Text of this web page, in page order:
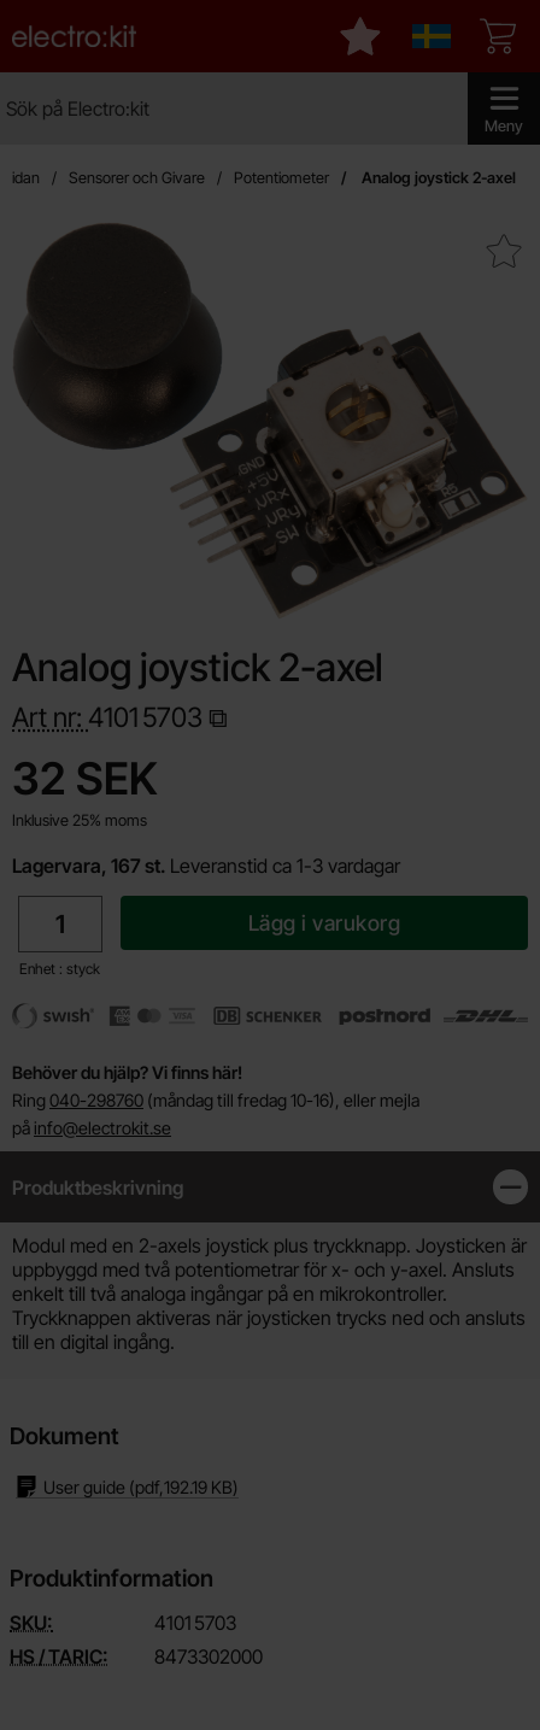
Meny
Startsidan för Electro:kit
Sverige
Mina favoriter
Sensorer och Givare Potentiometer Analog joystick 2-axel
Makera analog joystick
Analog joystick 2-axel
Art nr: 41015703
pris
32 SEK
Inklusive 25% moms
Lagervara, 167 st. Leveranstid ca 1-3 vardagar
Enhet : styck
Lägg i varukorg
Behöver du hjälp? Vi finns här!
Ring 040-298760 (måndag till fredag 10-16), eller mejla
på info@electrokit.se
Produktbeskrivning
Produktbeskrivning
Modul med en 2-axels joystick plus tryckknapp. Joysticken är
uppbyggd med två potentiometrar för x- och y-axel. Ansluts
enkelt till två analoga ingångar på en mikrokontroller.
Tryckknappen aktiveras när joysticken trycks ned och ansluts
till en digital ingång.
Dokument
User guide (pdf,192.19 KB)
Produktinformation
SKU: 4101 5703
HS / TARIC:
8473302000